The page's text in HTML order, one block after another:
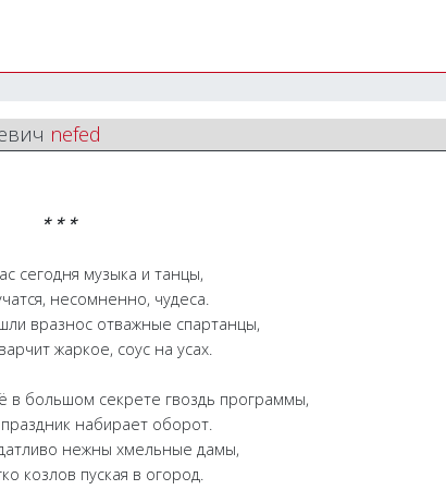
nefed
* * *
сегодня музыка и танцы,
несомненно, чудеса.
вразнос отважные спартанцы,
жаркое, соус на усах.
в большом секрете гвоздь программы,
набирает оборот.
нежны хмельные дамы,
козлов пуская в огород.